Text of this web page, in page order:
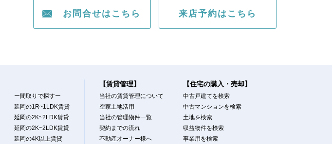
お問合せはこちら 来店予約はこちら
ー間取りで探すー
延岡の1R~1LDK賃貸
延岡の2K~2LDK賃貸
延岡の2K~2LDK賃貸
延岡の4K以上賃貸
【賃貸管理】
当社の賃貸管理について
空家土地活用
当社の管理物件一覧
契約までの流れ
不動産オーナー様へ
【住宅の購入・売却】
中古戸建てを検索
中古マンションを検索
土地を検索
収益物件を検索
事業用を検索